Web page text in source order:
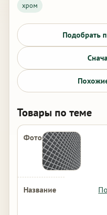
хром
Подобрать
Товары по теме